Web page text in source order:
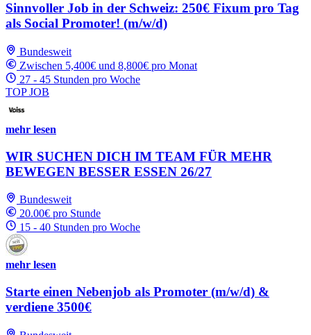
Sinnvoller Job in der Schweiz: 250€ Fixum pro Tag
als Social Promoter! (m/w/d)
Bundesweit
Zwischen 5,400€ und 8,800€ pro Monat
27 - 45 Stunden pro Woche
TOP JOB
mehr lesen
WIR SUCHEN DICH IM TEAM FÜR MEHR
BEWEGEN BESSER ESSEN 26/27
Bundesweit
20.00€ pro Stunde
15 - 40 Stunden pro Woche
mehr lesen
Starte einen Nebenjob als Promoter (m/w/d) &
verdiene 3500€